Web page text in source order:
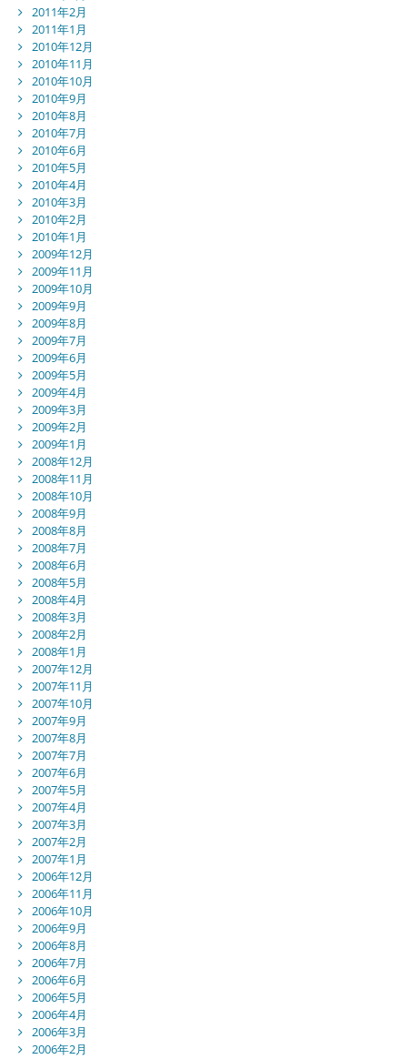
2011年2月
2011年1月
2010年12月
2010年11月
2010年10月
2010年9月
2010年8月
2010年7月
2010年6月
2010年5月
2010年4月
2010年3月
2010年2月
2010年1月
2009年12月
2009年11月
2009年10月
2009年9月
2009年8月
2009年7月
2009年6月
2009年5月
2009年4月
2009年3月
2009年2月
2009年1月
2008年12月
2008年11月
2008年10月
2008年9月
2008年8月
2008年7月
2008年6月
2008年5月
2008年4月
2008年3月
2008年2月
2008年1月
2007年12月
2007年11月
2007年10月
2007年9月
2007年8月
2007年7月
2007年6月
2007年5月
2007年4月
2007年3月
2007年2月
2007年1月
2006年12月
2006年11月
2006年10月
2006年9月
2006年8月
2006年7月
2006年6月
2006年5月
2006年4月
2006年3月
2006年2月